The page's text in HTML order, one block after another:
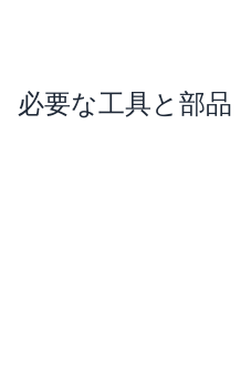
必要な工具と部品